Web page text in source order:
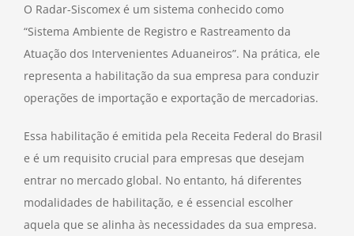
O Radar-Siscomex é um sistema conhecido como
“Sistema Ambiente de Registro e Rastreamento da
Atuação dos Intervenientes Aduaneiros”. Na prática, ele
representa a habilitação da sua empresa para conduzir
operações de importação e exportação de mercadorias.
Essa habilitação é emitida pela Receita Federal do Brasil
e é um requisito crucial para empresas que desejam
entrar no mercado global. No entanto, há diferentes
modalidades de habilitação, e é essencial escolher
aquela que se alinha às necessidades da sua empresa.